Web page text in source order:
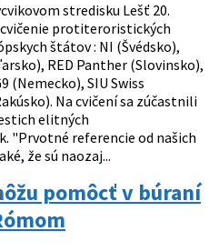
stredisku Lešť 20.
protiteroristických
štátov : NI (Švédsko),
RED Panther (Slovinsko),
(Nemecko), SIU Swiss
Na cvičení sa zúčastnili
elitných
"Prvotné referencie od našich
že sú naozaj...
pomôcť v búraní